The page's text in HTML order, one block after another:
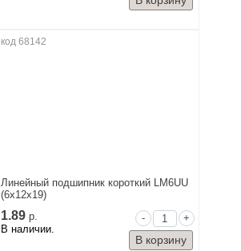
код 68142
Линейный подшипник короткий LM6UU
(6x12x19)
1.89р.
В наличии.
- +